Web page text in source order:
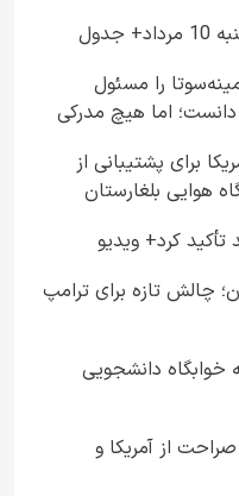
را مسئول
اما هیچ مدرکی
برای پشتیبانی از
هوایی بلغارستان
تأکید کرد+ ویدیو
چالش تازه برای ترامپ
خوابگاه دانشجویی
از آمریکا و